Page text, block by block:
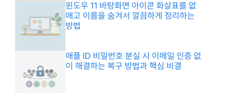
윈도우 11 바탕화면 아이콘 화살표를 없
애고 이름을 숨겨서 깔끔하게 정리하는
방법
애플 ID 비밀번호 분실 시 이메일 인증 없
이 해결하는 복구 방법과 핵심 비결